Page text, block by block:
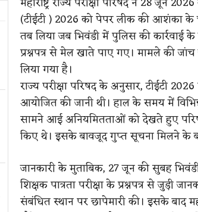
(टीईटी ) 2026 को पेपर लीक की आशंका
तब लिया जब भिवंडी में पुलिस की कार्रवाई के
प्रश्नपत्र से मेल खाते पाए गए। मामले की
लिया गया है।
राज्य परीक्षा परिषद के अनुसार, टीईटी 2026
आयोजित की जानी थी। हाल के समय में
सामने आई अनियमितताओं को देखते हुए
किए थे। इसके बावजूद गुप्त सूचना मिलने के
जानकारी के मुताबिक, 27 जून की सुबह
शिक्षक पात्रता परीक्षा के प्रश्नपत्र से जुड़ी
संबंधित स्थान पर छापेमारी की। इसके बाद